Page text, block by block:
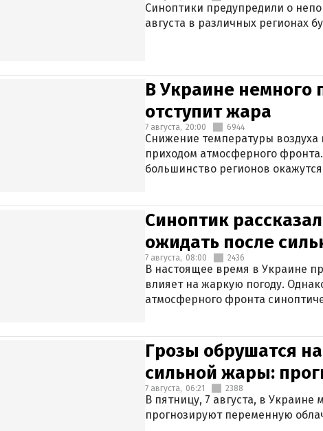
Синоптики предупредили о
августа в различных регионах
В Украине немного
отступит жара
7 августа, 20:00 6944
Снижение температуры воздуха
приходом атмосферного
большинство регионов
Синоптик
ожидать после
7 августа, 08:00 2436
В настоящее время в Украине
влияет на жаркую погоду.
атмосферного фронта
Грозы обрушатся
сильной жары:
7 августа, 06:21 2388
В пятницу, 7 августа, в
прогнозируют переменную